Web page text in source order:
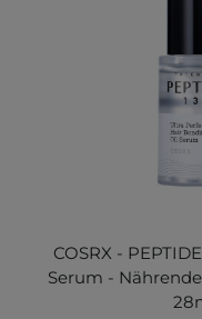
COSRX -
Serum -